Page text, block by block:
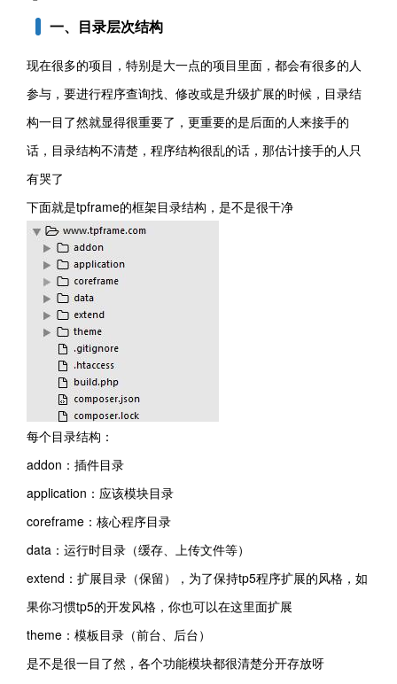
一、目录层次结构
现在很多的项目，特别是大一点的项目里面，都会有很多的人
参与，要进行程序查询找、修改或是升级扩展的时候，目录结
构一目了然就显得很重要了，更重要的是后面的人来接手的
话，目录结构不清楚，程序结构很乱的话，那估计接手的人只
有哭了
下面就是tpframe的框架目录结构，是不是很干净
每个目录结构：
addon：插件目录
application：应该模块目录
coreframe：核心程序目录
data：运行时目录（缓存、上传文件等）
extend：扩展目录（保留），为了保持tp5程序扩展的风格，如
果你习惯tp5的开发风格，你也可以在这里面扩展
theme：模板目录（前台、后台）
是不是很一目了然，各个功能模块都很清楚分开存放呀